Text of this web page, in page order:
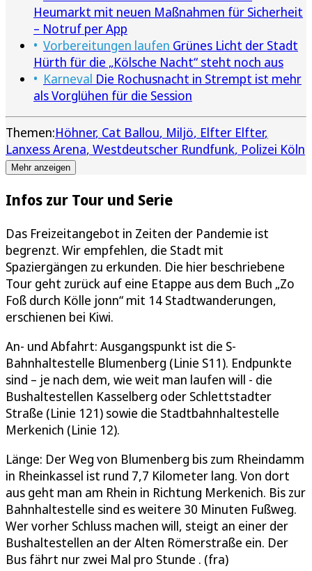
Heumarkt mit neuen Maßnahmen für Sicherheit
– Notruf per App
Vorbereitungen laufen Grünes Licht der Stadt
Hürth für die „Kölsche Nacht“ steht noch aus
Karneval Die Rochusnacht in Strempt ist mehr
als Vorglühen für die Session
Themen:Höhner Cat Ballou Miljö Elfter Elfter
Lanxess Arena Westdeutscher Rundfunk Polizei Köln
Mehr anzeigen
Infos zur Tour und Serie
Das Freizeitangebot in Zeiten der Pandemie ist
begrenzt. Wir empfehlen, die Stadt mit
Spaziergängen zu erkunden. Die hier beschriebene
Tour geht zurück auf eine Etappe aus dem Buch „Zo
Foß durch Kölle jonn“ mit 14 Stadtwanderungen,
erschienen bei Kiwi.
An- und Abfahrt: Ausgangspunkt ist die S-
Bahnhaltestelle Blumenberg (Linie S11). Endpunkte
sind – je nach dem, wie weit man laufen will - die
Bushaltestellen Kasselberg oder Schlettstadter
Straße (Linie 121) sowie die Stadtbahnhaltestelle
Merkenich (Linie 12).
Länge: Der Weg von Blumenberg bis zum Rheindamm
in Rheinkassel ist rund 7,7 Kilometer lang. Von dort
aus geht man am Rhein in Richtung Merkenich. Bis zur
Bahnhaltestelle sind es weitere 30 Minuten Fußweg.
Wer vorher Schluss machen will, steigt an einer der
Bushaltestellen an der Alten Römerstraße ein. Der
Bus fährt nur zwei Mal pro Stunde . (fra)